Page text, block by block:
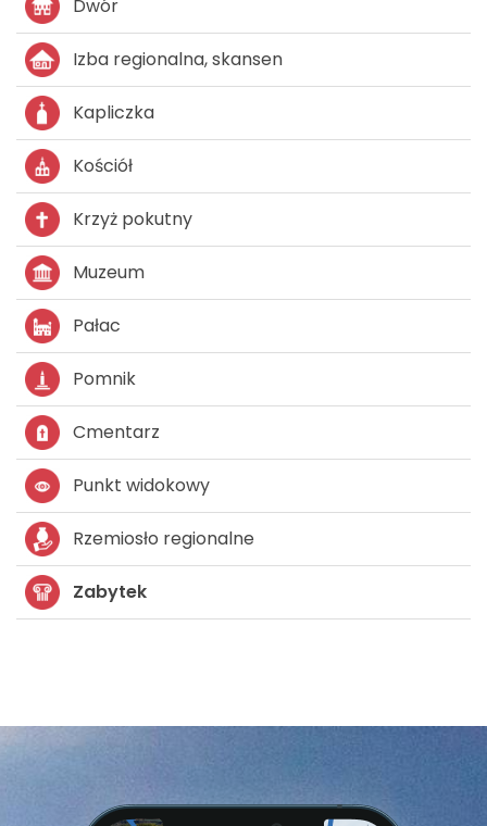
Dwór
Izba regionalna, skansen
Kapliczka
Kościół
Krzyż pokutny
Muzeum
Pałac
Pomnik
Cmentarz
Punkt widokowy
Rzemiosło regionalne
Zabytek